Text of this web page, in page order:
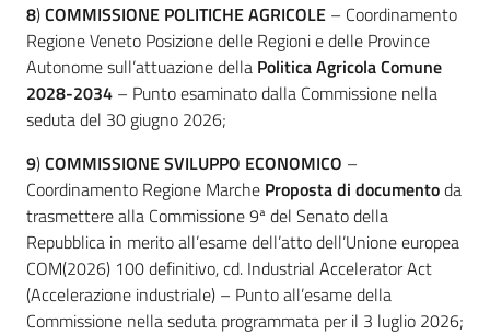
8)COMMISSIONE POLITICHE AGRICOLE – Coordinamento
Regione Veneto Posizione delle Regioni e delle Province
Autonome sull’attuazione della Politica Agricola Comune
2028-2034 – Punto esaminato dalla Commissione nella
seduta del 30 giugno 2026;
9)COMMISSIONE SVILUPPO ECONOMICO –
Coordinamento Regione Marche Proposta di documentoda
trasmettere alla Commissione 9ª del Senato della
Repubblica in merito all’esame dell’atto dell’Unione europea
COM(2026) 100 definitivo, cd. Industrial Accelerator Act
(Accelerazione industriale) – Punto all’esame della
Commissione nella seduta programmata per il 3 luglio 2026;